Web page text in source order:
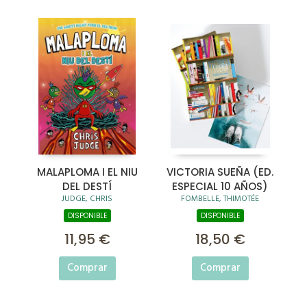
MALAPLOMA I EL NIU
DEL DESTÍ
JUDGE, CHRIS
DISPONIBLE
11,95 €
Comprar
VICTORIA SUEÑA (ED.
ESPECIAL 10 AÑOS)
FOMBELLE, THIMOTÉE
DISPONIBLE
18,50 €
Comprar